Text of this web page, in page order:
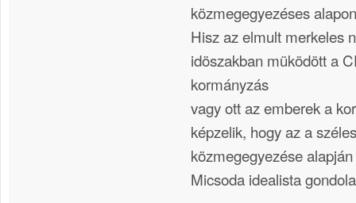
közmegegyezéses
Hisz az elmult merkeles
idöszakban müködött a
kormányzás
vagy ott az emberek a
képzelik, hogy az a
közmegegyezése
Micsoda idealista